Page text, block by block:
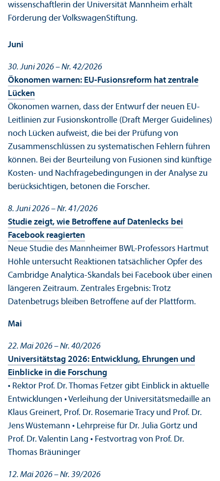
wissenschaft­lerin der Universität Mannheim erhält
Förderung der VolkswagenStiftung.
Juni
30. Juni 2026 – Nr. 42/2026
Ökonomen warnen: EU-Fusionsreform hat zentrale
Lücken
Ökonomen warnen, dass der Entwurf der neuen EU-
Leitlinien zur Fusionskontrolle (Draft Merger Guidelines)
noch Lücken aufweist, die bei der Prüfung von
Zusammenschlüssen zu systematischen Fehlern führen
können. Bei der Beurteilung von Fusionen sind künftige
Kosten- und Nachfragebedingungen in der Analyse zu
berücksichtigen, betonen die Forscher.
8. Juni 2026 – Nr. 41/2026
Studie zeigt, wie Betroffene auf Datenlecks bei
Facebook reagierten
Neue Studie des Mannheimer BWL-Professors Hartmut
Höhle unter­sucht Reaktionen tatsächlicher Opfer des
Cambridge Analytica-Skandals bei Facebook über einen
längeren Zeitraum. Zentrales Ergebnis: Trotz
Datenbetrugs bleiben Betroffene auf der Plattform.
Mai
22. Mai 2026 – Nr. 40/2026
Universitäts­tag 2026: Entwicklung, Ehrungen und
Einblicke in die Forschung
• Rektor Prof. Dr. Thomas Fetzer gibt Einblick in aktuelle
Entwicklungen • Verleihung der Universitäts­medaille an
Klaus Greinert, Prof. Dr. Rosemarie Tracy und Prof. Dr.
Jens Wüstemann • Lehr­preise für Dr. Julia Görtz und
Prof. Dr. Valentin Lang • Festvortrag von Prof. Dr.
Thomas Bräuninger
12. Mai 2026 – Nr. 39/2026